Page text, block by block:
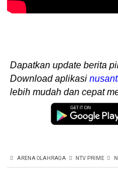
Dapatkan update berita
Download aplikasi
lebih mudah dan cepat
ARENA OLAHRAGA NTV PRIME